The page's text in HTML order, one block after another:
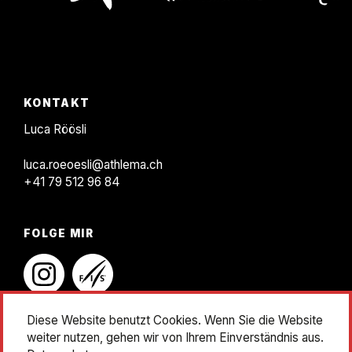
F
o
t
KONTAKT
Luca Röösli
luca.roeoesli@athlema.ch
+41 79 512 96 84
FOLGE MIR
instagramlinkedin
Impressum Datenschutz
Diese Website benutzt Cookies. Wenn Sie die Website
weiter nutzen, gehen wir von Ihrem Einverständnis aus.